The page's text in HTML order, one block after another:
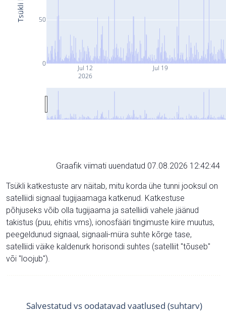
Jul 12
2026
Jul 19
0
50
Graafik viimati uuendatud 07.08.2026 12:42:44
Tsükli katkestuste arv näitab, mitu korda ühe tunni jooksul on
satelliidi signaal tugijaamaga katkenud. Katkestuse
põhjuseks võib olla tugijaama ja satelliidi vahele jäänud
takistus (puu, ehitis vms), ionosfääri tingimuste kiire muutus,
peegeldunud signaal, signaali-müra suhte kõrge tase,
satelliidi väike kaldenurk horisondi suhtes (satelliit "tõuseb"
või "loojub").
Salvestatud vs oodatavad vaatlused (suhtarv)